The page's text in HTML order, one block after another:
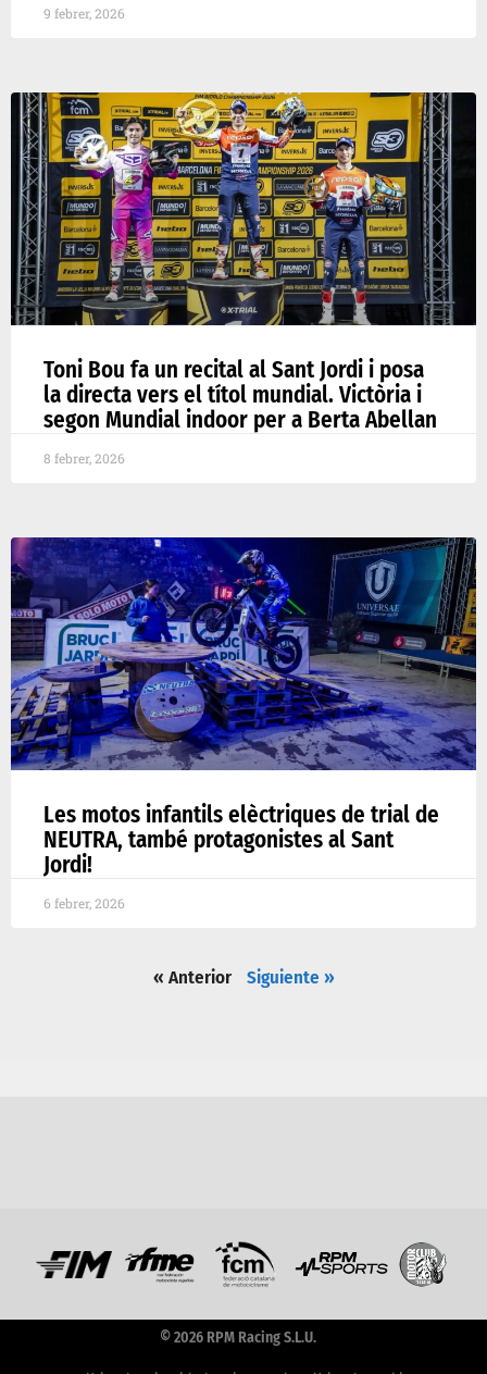
9 febrer, 2026
Toni Bou fa un recital al Sant Jordi i posa
la directa vers el títol mundial. Victòria i
segon Mundial indoor per a Berta Abellan
8 febrer, 2026
Les motos infantils elèctriques de trial de
NEUTRA, també protagonistes al Sant
Jordi!
6 febrer, 2026
« Anterior Siguiente »
© 2026 RPM Racing S.L.U.